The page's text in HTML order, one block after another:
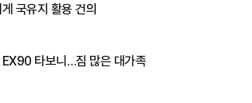
국유지 활용 건의
EX90 타보니…짐 많은 대가족